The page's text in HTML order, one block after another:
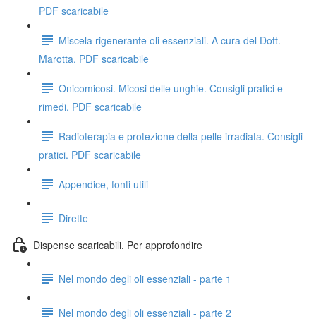
PDF scaricabile
Miscela rigenerante oli essenziali. A cura del Dott.
Marotta. PDF scaricabile
Onicomicosi. Micosi delle unghie. Consigli pratici e
rimedi. PDF scaricabile
Radioterapia e protezione della pelle irradiata. Consigli
pratici. PDF scaricabile
Appendice, fonti utili
Dirette
Dispense scaricabili. Per approfondire
Nel mondo degli oli essenziali - parte 1
Nel mondo degli oli essenziali - parte 2